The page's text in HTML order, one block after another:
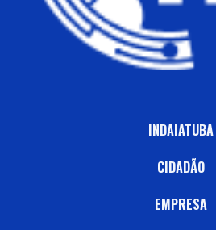
INDAIATUBA
CIDADÃO
EMPRESA